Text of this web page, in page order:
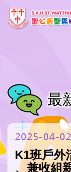
最
2025-04-02
K1班戶外
、兼收組